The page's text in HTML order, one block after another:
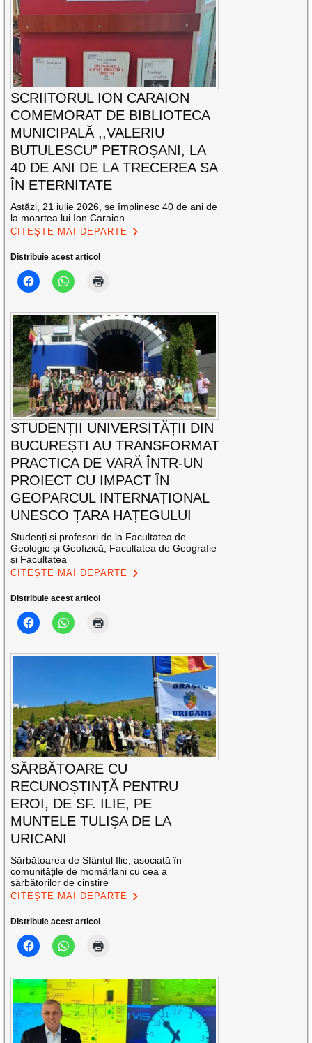
SCRIITORUL ION CARAION
COMEMORAT DE BIBLIOTECA
MUNICIPALĂ ,,VALERIU
BUTULESCU” PETROȘANI, LA
40 DE ANI DE LA TRECEREA SA
ÎN ETERNITATE
Astăzi, 21 iulie 2026, se împlinesc 40 de ani de
la moartea lui Ion Caraion
CITEȘTE MAI DEPARTE
Distribuie acest articol
STUDENȚII UNIVERSITĂȚII DIN
BUCUREȘTI AU TRANSFORMAT
PRACTICA DE VARĂ ÎNTR-UN
PROIECT CU IMPACT ÎN
GEOPARCUL INTERNAȚIONAL
UNESCO ȚARA HAȚEGULUI
Studenți și profesori de la Facultatea de
Geologie și Geofizică, Facultatea de Geografie
și Facultatea
CITEȘTE MAI DEPARTE
Distribuie acest articol
SĂRBĂTOARE CU
RECUNOȘTINȚĂ PENTRU
EROI, DE SF. ILIE, PE
MUNTELE TULIȘA DE LA
URICANI
Sărbătoarea de Sfântul Ilie, asociată în
comunitățile de momârlani cu cea a
sărbătorilor de cinstire
CITEȘTE MAI DEPARTE
Distribuie acest articol